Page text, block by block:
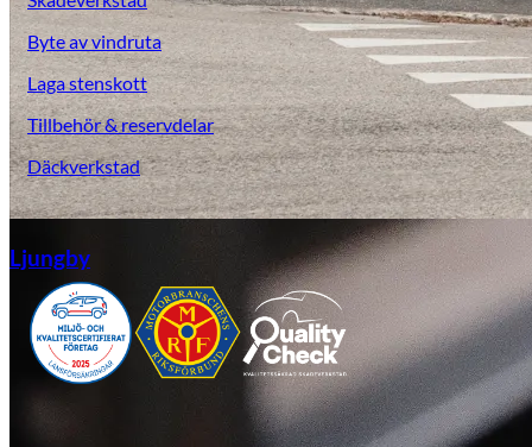
Ljungby
Byte av vindruta
Laga stenskott
Tillbehör & reservdelar
Däckverkstad